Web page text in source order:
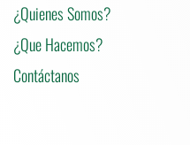
¿Quienes Somos?
¿Que Hacemos?
Contáctanos